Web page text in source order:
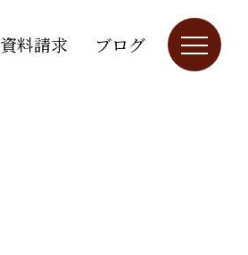
資料請求 ブログ